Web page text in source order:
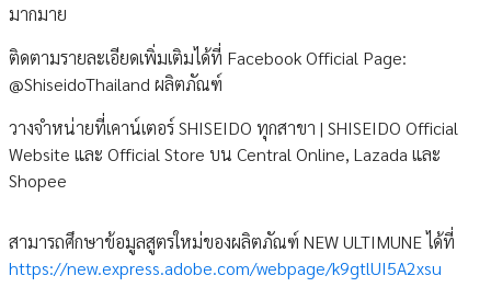
มากมาย
ติดตามรายละเอียดเพิ่มเติมได้ที่ Facebook Official Page:
@ShiseidoThailand ผลิตภัณฑ์
วางจำหน่ายที่เคาน์เตอร์ SHISEIDO ทุกสาขา | SHISEIDO Official
Website และ Official Store บน Central Online, Lazada และ
Shopee
สามารถศึกษาข้อมูลสูตรใหม่ของผลิตภัณฑ์ NEW ULTIMUNE ได้ที่
https://new.express.adobe.com/webpage/k9gtlUI5A2xsu